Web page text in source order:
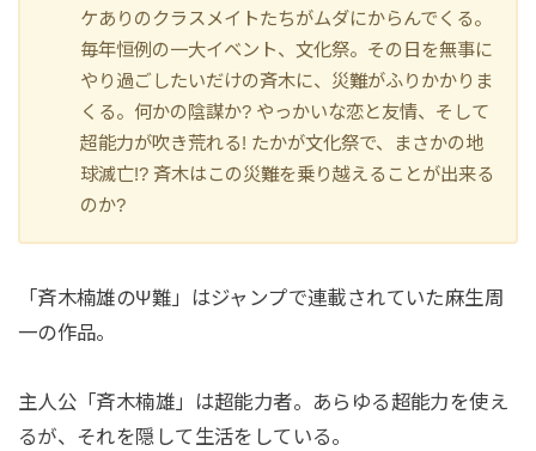
ケありのクラスメイトたちがムダにからんでくる。
毎年恒例の一大イベント、文化祭。その日を無事に
やり過ごしたいだけの斉木に、災難がふりかかりま
くる。何かの陰謀か? やっかいな恋と友情、そして
超能力が吹き荒れる! たかが文化祭で、まさかの地
球滅亡!? 斉木はこの災難を乗り越えることが出来る
のか?
「斉木楠雄のΨ難」はジャンプで連載されていた麻生周
一の作品。
主人公「斉木楠雄」は超能力者。あらゆる超能力を使え
るが、それを隠して生活をしている。